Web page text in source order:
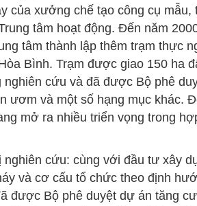
của xưởng chế tạo công cụ mẫu,
tâm hoạt động. Đến năm
tâm thành lập thêm trạm thực
Bình. Trạm được giao 150 ha
cứu và đã được Bộ phê
ươm và một số hạng mục khác.
mở ra nhiều triển vọng trong
nghiên cứu: cùng với đầu tư xây
và cơ cấu tổ chức theo định
được Bộ phê duyệt dự án tăng